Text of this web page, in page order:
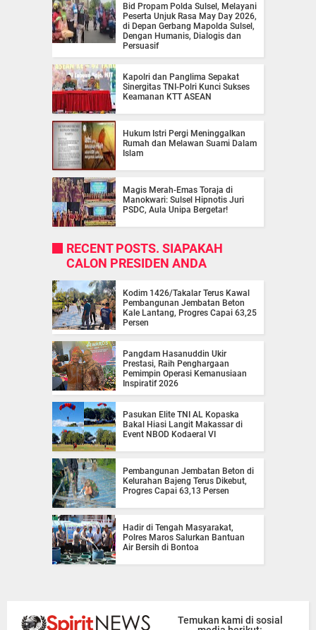
Bid Propam Polda Sulsel, Melayani
Peserta Unjuk Rasa May Day 2026,
di Depan Gerbang Mapolda Sulsel,
Dengan Humanis, Dialogis dan
Persuasif
Kapolri dan Panglima Sepakat
Sinergitas TNI-Polri Kunci Sukses
Keamanan KTT ASEAN
Hukum Istri Pergi Meninggalkan
Rumah dan Melawan Suami Dalam
Islam
Magis Merah-Emas Toraja di
Manokwari: Sulsel Hipnotis Juri
PSDC, Aula Unipa Bergetar!
RECENT POSTS. SIAPAKAH
CALON PRESIDEN ANDA
Kodim 1426/Takalar Terus Kawal
Pembangunan Jembatan Beton
Kale Lantang, Progres Capai 63,25
Persen
Pangdam Hasanuddin Ukir
Prestasi, Raih Penghargaan
Pemimpin Operasi Kemanusiaan
Inspiratif 2026
Pasukan Elite TNI AL Kopaska
Bakal Hiasi Langit Makassar di
Event NBOD Kodaeral VI
Pembangunan Jembatan Beton di
Kelurahan Bajeng Terus Dikebut,
Progres Capai 63,13 Persen
Hadir di Tengah Masyarakat,
Polres Maros Salurkan Bantuan
Air Bersih di Bontoa
Temukan kami di sosial